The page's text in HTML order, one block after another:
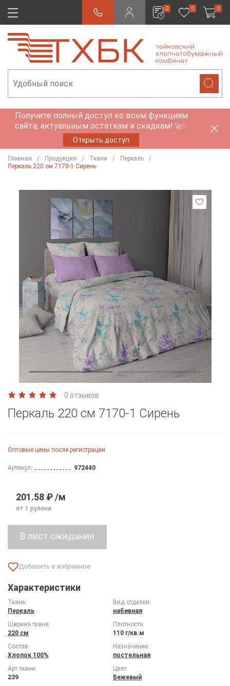
0 0 0
Получите полный доступ ко всем функциям
сайта, актуальным остаткам и скидкам! 🚀✨
Открыть доступ
Главная Продукция Ткани
Перкаль
Перкаль 220 см 7170-1 Сирень
0 отзывов
Перкаль 220 см 7170-1 Сирень
Оптовые цены после регистрации
Артикул: 972440
201.58 ₽ /м
от 1 рулона
Характеристики
Ткань:
Перкаль
Вид отделки:
набивная
Ширина ткани:
220 см
Плотность:
110 г/кв.м
Состав:
Хлопок 100%
Назначение:
постельная
Арт ткани:
239
Цвет:
Бежевый